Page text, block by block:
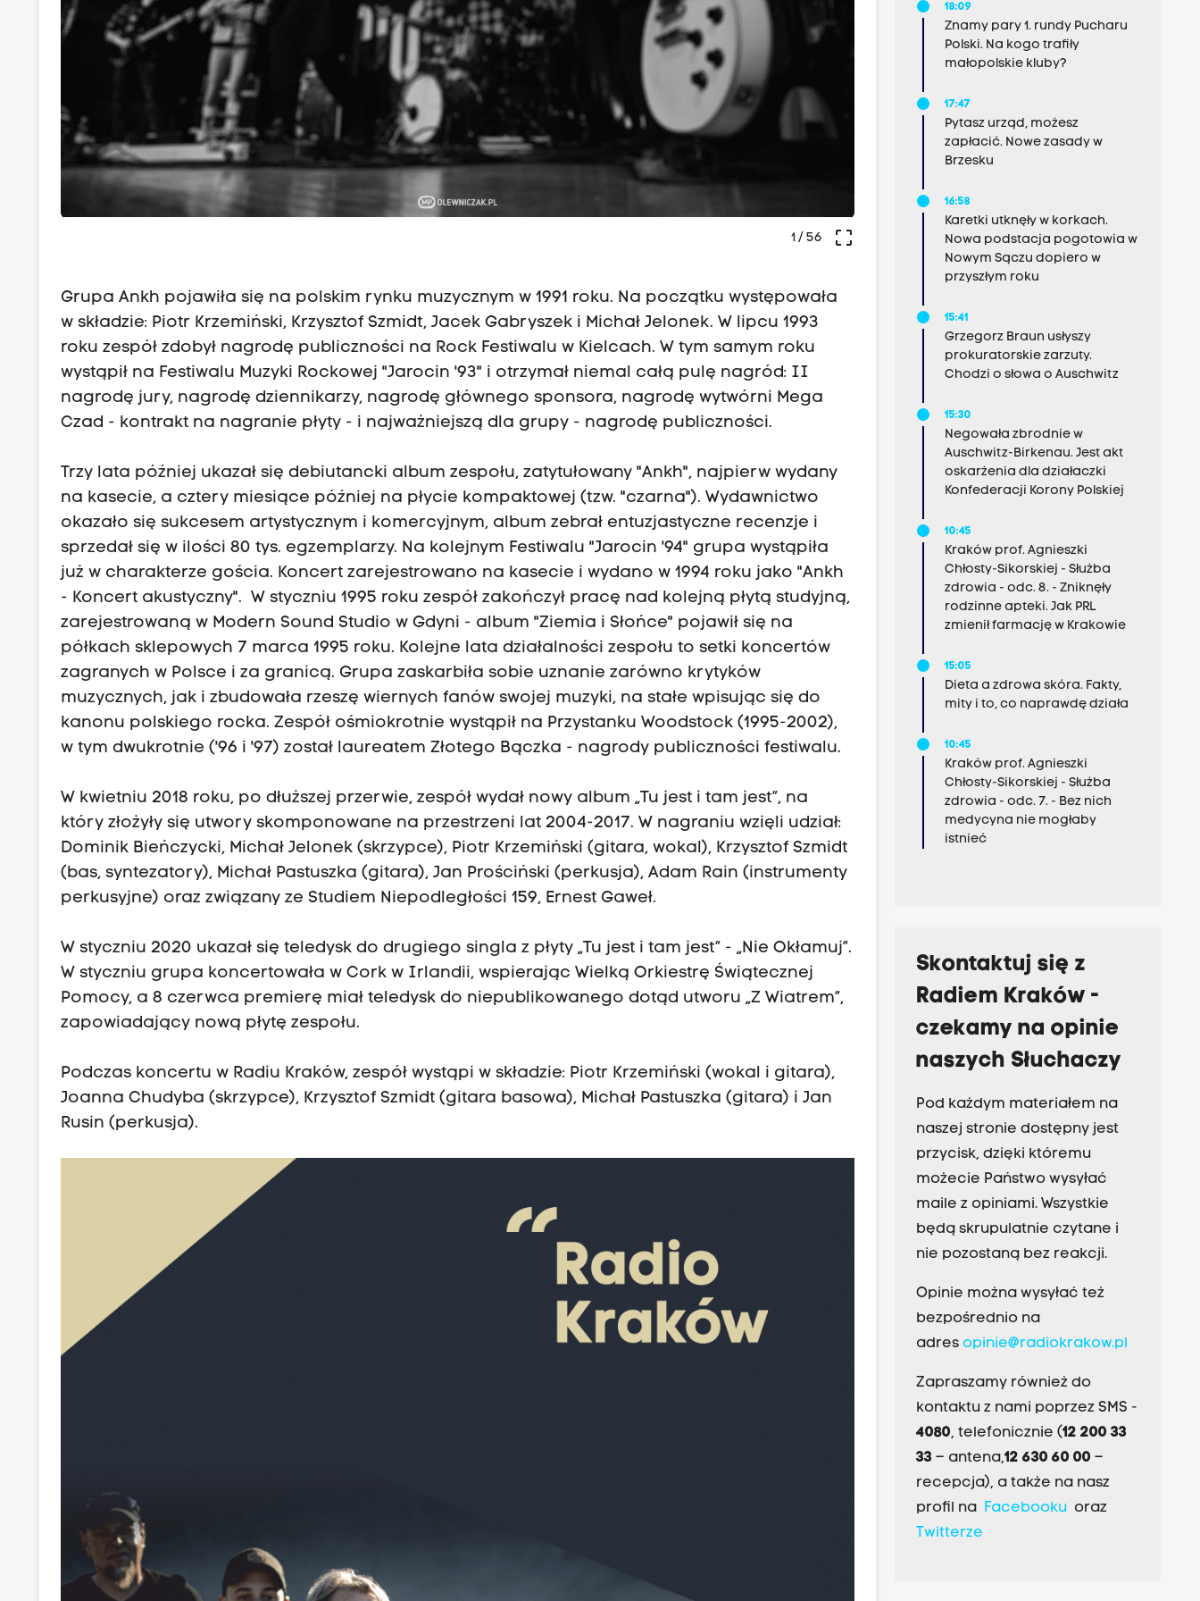
crop_free
1/ 56
Grupa Ankh pojawiła się na polskim rynku muzycznym w 1991 roku. Na początku występowała
w składzie: Piotr Krzemiński, Krzysztof Szmidt, Jacek Gabryszek i Michał Jelonek. W lipcu 1993
roku zespół zdobył nagrodę publiczności na Rock Festiwalu w Kielcach. W tym samym roku
wystąpił na Festiwalu Muzyki Rockowej "Jarocin '93" i otrzymał niemal całą pulę nagród: II
nagrodę jury, nagrodę dziennikarzy, nagrodę głównego sponsora, nagrodę wytwórni Mega
Czad - kontrakt na nagranie płyty - i najważniejszą dla grupy - nagrodę publiczności.
Trzy lata później ukazał się debiutancki album zespołu, zatytułowany "Ankh", najpierw wydany
na kasecie, a cztery miesiące później na płycie kompaktowej (tzw. "czarna"). Wydawnictwo
okazało się sukcesem artystycznym i komercyjnym, album zebrał entuzjastyczne recenzje i
sprzedał się w ilości 80 tys. egzemplarzy. Na kolejnym Festiwalu "Jarocin '94" grupa wystąpiła
już w charakterze gościa. Koncert zarejestrowano na kasecie i wydano w 1994 roku jako "Ankh
- Koncert akustyczny". W styczniu 1995 roku zespół zakończył pracę nad kolejną płytą studyjną,
zarejestrowaną w Modern Sound Studio w Gdyni - album "Ziemia i Słońce" pojawił się na
półkach sklepowych 7 marca 1995 roku. Kolejne lata działalności zespołu to setki koncertów
zagranych w Polsce i za granicą. Grupa zaskarbiła sobie uznanie zarówno krytyków
muzycznych, jak i zbudowała rzeszę wiernych fanów swojej muzyki, na stałe wpisując się do
kanonu polskiego rocka. Zespół ośmiokrotnie wystąpił na Przystanku Woodstock (1995-2002),
w tym dwukrotnie ('96 i '97) został laureatem Złotego Bączka - nagrody publiczności festiwalu.
W kwietniu 2018 roku, po dłuższej przerwie, zespół wydał nowy album „Tu jest i tam jest”, na
który złożyły się utwory skomponowane na przestrzeni lat 2004-2017. W nagraniu wzięli udział:
Dominik Bieńczycki, Michał Jelonek (skrzypce), Piotr Krzemiński (gitara, wokal), Krzysztof Szmidt
(bas, syntezatory), Michał Pastuszka (gitara), Jan Prościński (perkusja), Adam Rain (instrumenty
perkusyjne) oraz związany ze Studiem Niepodległości 159, Ernest Gaweł.
W styczniu 2020 ukazał się teledysk do drugiego singla z płyty „Tu jest i tam jest” - „Nie Okłamuj”.
W styczniu grupa koncertowała w Cork w Irlandii, wspierając Wielką Orkiestrę Świątecznej
Pomocy, a 8 czerwca premierę miał teledysk do niepublikowanego dotąd utworu „Z Wiatrem”,
zapowiadający nową płytę zespołu.
Podczas koncertu w Radiu Kraków, zespół wystąpi w składzie: Piotr Krzemiński (wokal i gitara),
Joanna Chudyba (skrzypce), Krzysztof Szmidt (gitara basowa), Michał Pastuszka (gitara) i Jan
Rusin (perkusja).
18:09
Znamy pary 1. rundy Pucharu
Polski. Na kogo trafiły
małopolskie kluby?
17:47
Pytasz urząd, możesz
zapłacić. Nowe zasady w
Brzesku
16:58
Karetki utknęły w korkach.
Nowa podstacja pogotowia w
Nowym Sączu dopiero w
przyszłym roku
15:41
Grzegorz Braun usłyszy
prokuratorskie zarzuty.
Chodzi o słowa o Auschwitz
15:30
Negowała zbrodnie w
Auschwitz-Birkenau. Jest akt
oskarżenia dla działaczki
Konfederacji Korony Polskiej
10:45
Kraków prof. Agnieszki
Chłosty-Sikorskiej - Służba
zdrowia - odc. 8. - Zniknęły
rodzinne apteki. Jak PRL
zmienił farmację w Krakowie
15:05
Dieta a zdrowa skóra. Fakty,
mity i to, co naprawdę działa
10:45
Kraków prof. Agnieszki
Chłosty-Sikorskiej - Służba
zdrowia - odc. 7. - Bez nich
medycyna nie mogłaby
istnieć
Skontaktuj się z
Radiem Kraków -
czekamy na opinie
naszych Słuchaczy
Pod każdym materiałem na
naszej stronie dostępny jest
przycisk, dzięki któremu
możecie Państwo wysyłać
maile z opiniami. Wszystkie
będą skrupulatnie czytane i
nie pozostaną bez reakcji.
Opinie można wysyłać też
bezpośrednio na
adres opinie@radiokrakow.pl
Zapraszamy również do
kontaktu z nami poprzez SMS -
4080, telefonicznie (12 200 33
33– antena,12 630 60 00 –
recepcja), a także na nasz
profil na Facebookuoraz
Twitterze